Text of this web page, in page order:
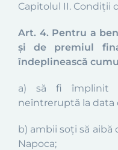
Capitolul II. Condiții
Art. 4. Pentru a
și de premiul
îndeplinească
a) să fi împlinit
neîntreruptă la data
b) ambii soți să
Napoca;